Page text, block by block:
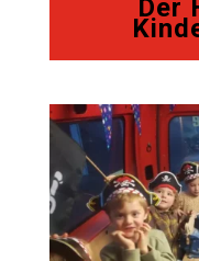
Der